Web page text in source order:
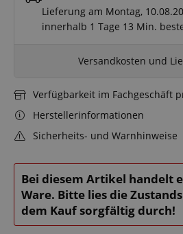
Bei diesem Artikel handelt
Ware. Bitte lies die
dem Kauf sorgfältig durch!
Lieferung am Montag,
innerhalb 1 Tage 13 Min.
Versandkosten und
Verfügbarkeit im Fachgeschäft
Herstellerinformationen
Sicherheits- und Warnhinweise